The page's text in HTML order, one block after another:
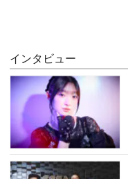
インタビュー